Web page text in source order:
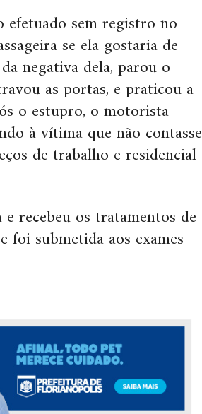
sem registro no
se ela gostaria de
negativa dela, parou o
as portas, e praticou a
o estupro, o motorista
à vítima que não contasse
de trabalho e residencial
recebeu os tratamentos de
submetida aos exames